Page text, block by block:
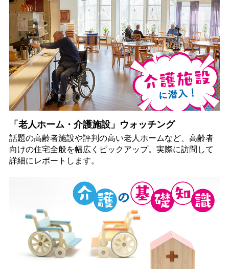
「老人ホーム・介護施設」ウォッチング
話題の高齢者施設や評判の高い老人ホームなど、高齢者
向けの住宅全般を幅広くピックアップ。実際に訪問して
詳細にレポートします。